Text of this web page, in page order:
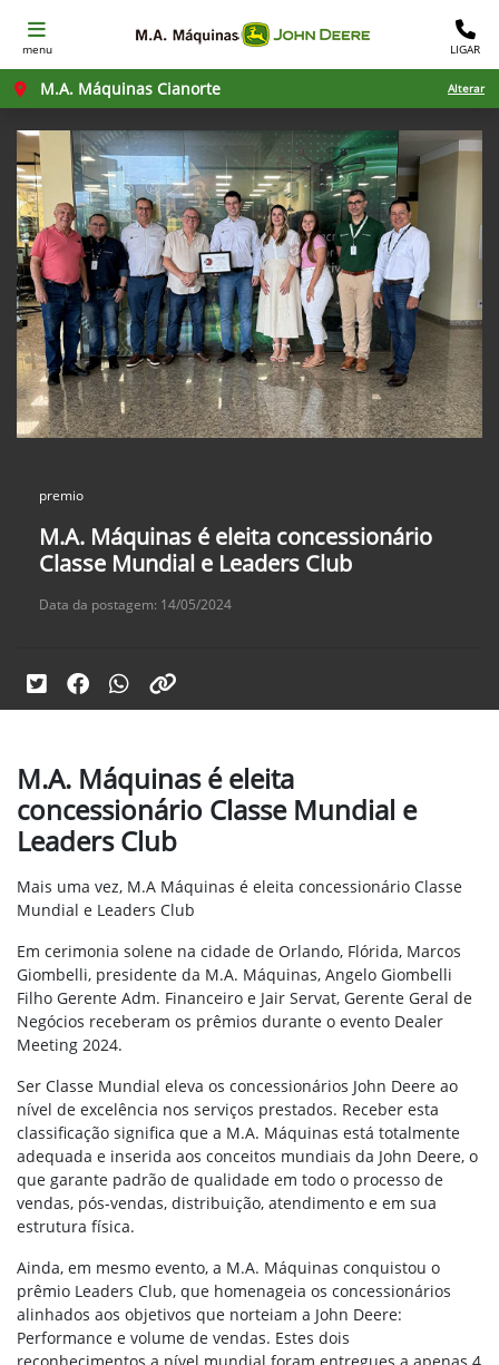
menu LIGAR
M.A. Máquinas Cianorte Alterar
premio
M.A. Máquinas é eleita concessionário
Classe Mundial e Leaders Club
Data da postagem: 14/05/2024
M.A. Máquinas é eleita
concessionário Classe Mundial e
Leaders Club
Mais uma vez, M.A Máquinas é eleita concessionário Classe
Mundial e Leaders Club
Em cerimonia solene na cidade de Orlando, Flórida, Marcos
Giombelli, presidente da M.A. Máquinas, Angelo Giombelli
Filho Gerente Adm. Financeiro e Jair Servat, Gerente Geral de
Negócios receberam os prêmios durante o evento Dealer
Meeting 2024.
Ser Classe Mundial eleva os concessionários John Deere ao
nível de excelência nos serviços prestados. Receber esta
classificação significa que a M.A. Máquinas está totalmente
adequada e inserida aos conceitos mundiais da John Deere, o
que garante padrão de qualidade em todo o processo de
vendas, pós-vendas, distribuição, atendimento e em sua
estrutura física.
Ainda, em mesmo evento, a M.A. Máquinas conquistou o
prêmio Leaders Club, que homenageia os concessionários
alinhados aos objetivos que norteiam a John Deere:
Performance e volume de vendas. Estes dois